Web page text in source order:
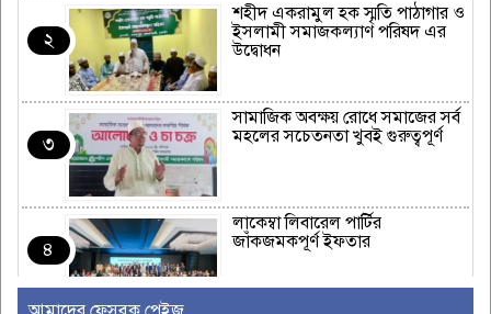
২
শহীদ একরামুল হক স্মৃতি পাঠাগার ও
ইসলামী সমাজকল্যাণ পরিষদ এর
উদ্বোধন
৩
সামাজিক অবক্ষয় রোধে সমাজের সর্ব
মহলের সচেতনতা খুবই গুরুত্বপূর্ণ
৪
লাকেম্বা লিবারেল পার্টির
জাঁকজমকপূর্ণ ইফতার